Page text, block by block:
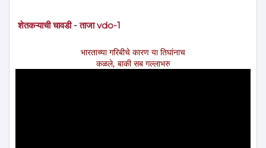
शेतकऱ्याची चावडी - ताजा vdo-1
भारताच्या गरिबीचे कारण या तिघांनाच
कळले, बाकी सब गल्लाभरु